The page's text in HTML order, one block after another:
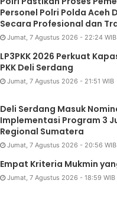
Personel Polri Polda Aceh
Secara Profesional dan
Jumat, 7 Agustus 2026 - 22:24 WIB
LP3PKK 2026 Perkuat
PKK Deli Serdang
Jumat, 7 Agustus 2026 - 21:51 WIB
Deli Serdang Masuk
Implementasi Program 3
Regional Sumatera
Jumat, 7 Agustus 2026 - 20:56 WIB
Empat Kriteria Mukmin
Jumat, 7 Agustus 2026 - 18:59 WIB